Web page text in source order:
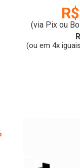
(via Pix ou
(ou em 4x